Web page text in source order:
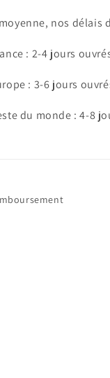
nos délais
: 2-4 jours
: 3-6 jours
du monde : 4-8